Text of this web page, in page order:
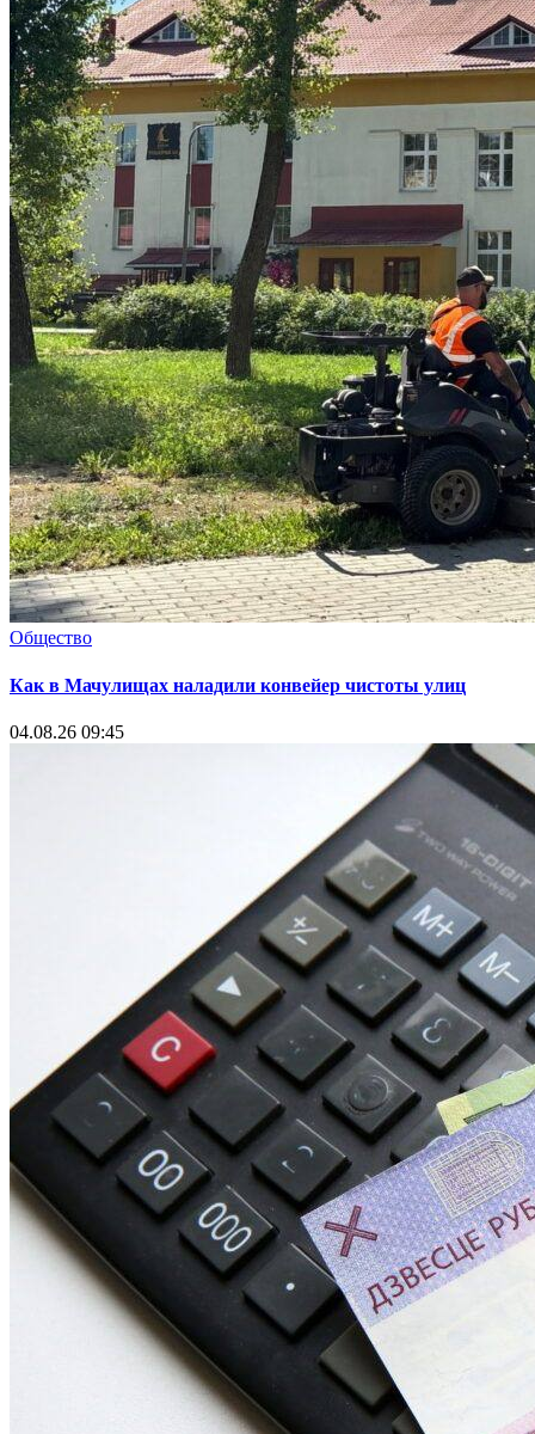
Общество
Как в Мачулищах наладили конвейер чистоты улиц
04.08.26 09:45